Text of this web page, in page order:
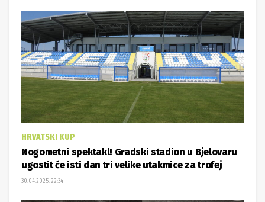
HRVATSKI KUP
Nogometni spektakl! Gradski stadion u Bjelovaru
ugostit će isti dan tri velike utakmice za trofej
30.04.2025. 22:34